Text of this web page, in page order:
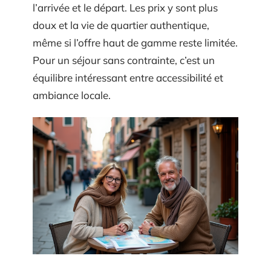
l’arrivée et le départ. Les prix y sont plus
doux et la vie de quartier authentique,
même si l’offre haut de gamme reste limitée.
Pour un séjour sans contrainte, c’est un
équilibre intéressant entre accessibilité et
ambiance locale.